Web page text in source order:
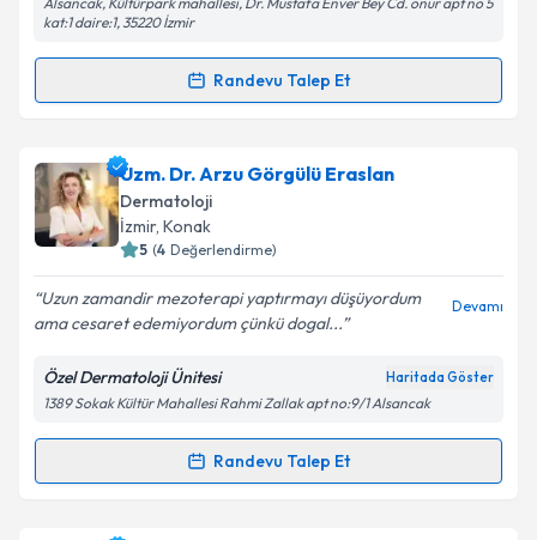
Kişisel verilerimin işlenmesine ilişkin
Metni'ni okudum ve kişisel verilerimin belirtilen
Takvim Talebini Gönder
kat:1 daire:1, 35220 İzmir
Randevu Talep Et
Randevu Takvimi Talebi
Dr. Berkay Nazlıiçin randevu takvimi talebi oluşturun.
Size bu uzmandan randevu almanız için bir takvim
hazırlandığında e-posta ile bilgilendireceğiz.
Kişisel verilerimin işlenmesine ilişkin
Aydınlatma
Metni'ni okudum ve kişisel verilerimin belirtilen
kapsamda işlenmesini kabul ediyorum.
Uzm. Dr. Arzu Görgülü Eraslan
Dermatoloji
İzmir, Konak
5 (4 Değerlendirme)
Uzun zamandir mezoterapi yaptırmayı düşüyordum
ama cesaret edemiyordum çünkü dogal...
Devamı
Özel Dermatoloji Ünitesi Haritada Göster
1389 Sokak Kültür Mahallesi Rahmi Zallak apt no:9/1 Alsancak
Randevu Talep Et
Randevu Takvimi Talebi